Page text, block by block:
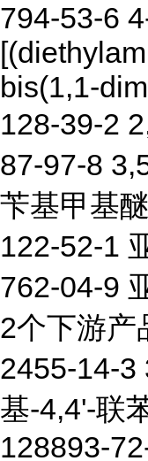
794-53-6
bis(1,1-
128-39-2
87-97-8
苄基甲基醚
122-52-1
762-04-9
2个下游产
2455-14-3
基-4,4'-联
128893-